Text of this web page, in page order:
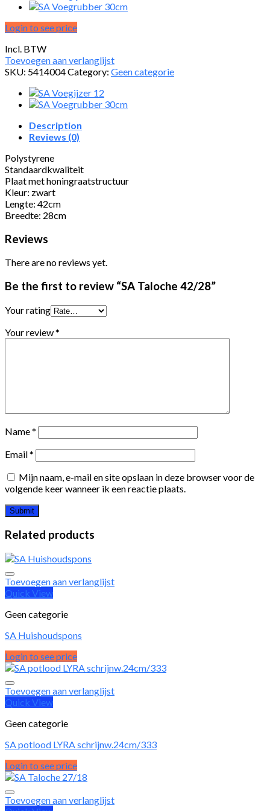
Login to see price
Incl. BTW
Toevoegen aan verlanglijst
SKU: 5414004Category: Geen categorie
Description
Reviews (0)
Polystyrene
Standaardkwaliteit
Plaat met honingraatstructuur
Kleur: zwart
Lengte: 42cm
Breedte: 28cm
Reviews
There are no reviews yet.
Be the first to review “SA Taloche 42/28”
Your rating
Your review*
Name*
Email*
Mijn naam, e-mail en site opslaan in deze browser voor de
volgende keer wanneer ik een reactie plaats.
Related products
Toevoegen aan verlanglijst
Quick View
Geen categorie
SA Huishoudspons
Login to see price
Toevoegen aan verlanglijst
Quick View
Geen categorie
SA potlood LYRA schrijnw.24cm/333
Login to see price
Toevoegen aan verlanglijst